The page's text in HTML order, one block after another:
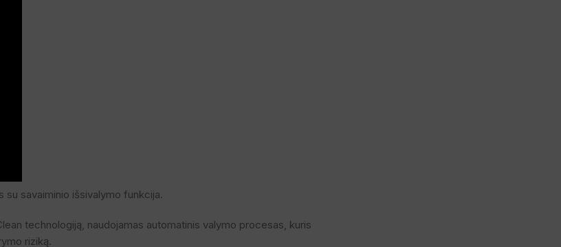
su savaiminio išsivalymo funkcija.
technologiją, naudojamas automatinis valymo procesas, kuris
riziką.